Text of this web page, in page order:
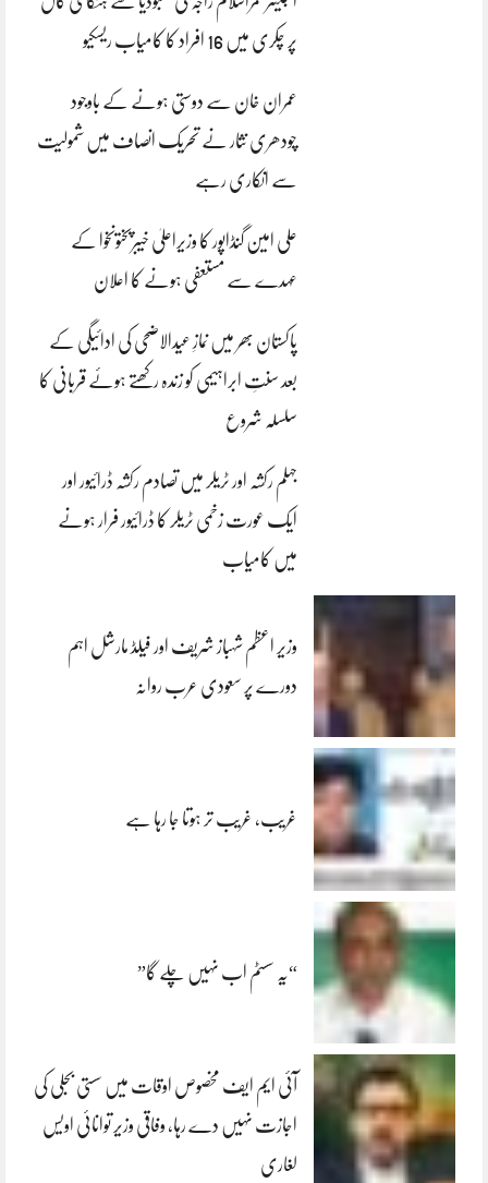
پر چکری میں 16 افراد کا کامیاب ریسکیو
عمران خان سے دوستی ہونے کے باوجود
چودھری نثار نے تحریک انصاف میں شمولیت
سے انکاری رہے
علی امین گنڈاپور کا وزیراعلیٰ خیبرپختونخوا کے
عہدے سے مستعفی ہونے کا اعلان
پاکستان بھر میں نمازِ عیدالاضحی کی ادائیگی کے
بعد سنتِ ابراہیمی کو زندہ رکھتے ہوئے قربانی کا
سلسلہ شروع
جہلم رکشہ اور ٹریلر میں تصادم رکشہ ڈرائیور اور
ایک عورت زخمی ٹریلر کا ڈرائیور فرار ہونے
میں کامیاب
وزیر اعظم شہباز شریف اور فیلڈ مارشل اہم
دورے پر سعودی عرب روانہ
غریب، غریب تر ہوتا جا رہا ہے
“یہ سسٹم اب نہیں چلے گا”
آئی ایم ایف مخصوص اوقات میں سستی بجلی کی
اجازت نہیں دے رہا، وفاقی وزیر توانائی اویس
لغاری